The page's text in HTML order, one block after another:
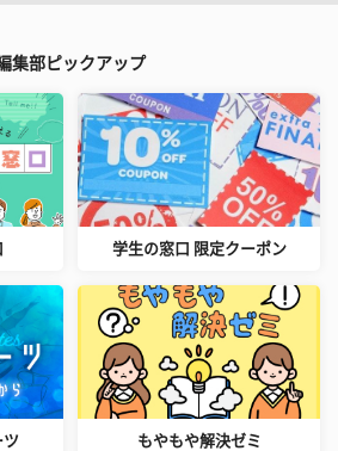
集部ピックアップ
学生の窓口 限定クーポン
ツ もやもや解決ゼミ